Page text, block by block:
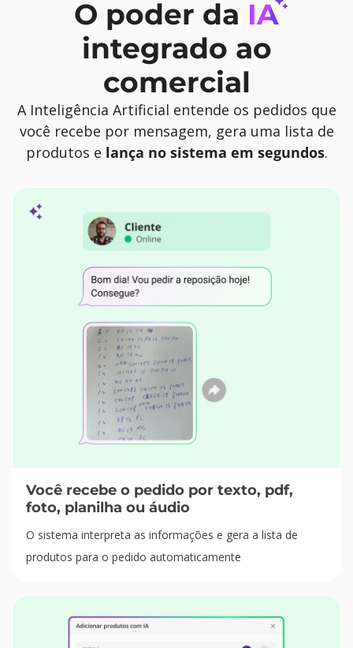
O poder da IA
integrado ao
comercial
A Inteligência Artificial entende os pedidos que
você recebe por mensagem, gera uma lista de
produtos e lança no sistema em segundos.
Você recebe o pedido por texto, pdf,
foto, planilha ou áudio
O sistema interpreta as informações e gera a lista de
produtos para o pedido automaticamente